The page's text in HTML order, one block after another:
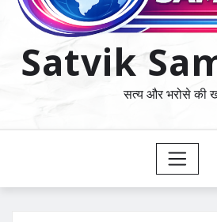
Satvik
सत्य और भरोसे की